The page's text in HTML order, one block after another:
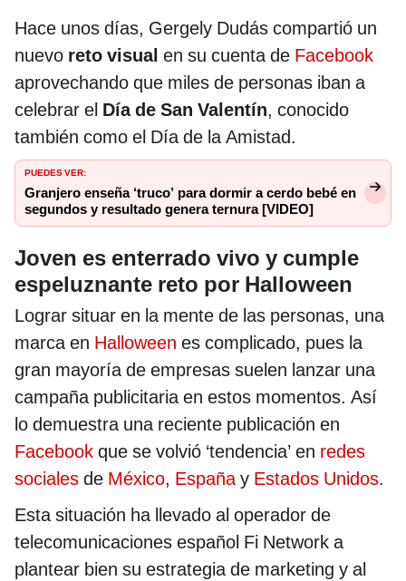
Hace unos días, Gergely Dudás compartió un
nuevo reto visual en su cuenta de Facebook
aprovechando que miles de personas iban a
celebrar el Día de San Valentín, conocido
también como el Día de la Amistad.
PUEDES VER:
Granjero enseña ‘truco’ para dormir a cerdo bebé en
segundos y resultado genera ternura [VIDEO]
Joven es enterrado vivo y cumple
espeluznante reto por Halloween
Lograr situar en la mente de las personas, una
marca en Halloween es complicado, pues la
gran mayoría de empresas suelen lanzar una
campaña publicitaria en estos momentos. Así
lo demuestra una reciente publicación en
Facebook que se volvió ‘tendencia’ en redes
sociales de México, España y Estados Unidos.
Esta situación ha llevado al operador de
telecomunicaciones español Fi Network a
plantear bien su estrategia de marketing y al